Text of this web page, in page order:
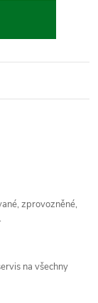
zprovozněné,
na všechny